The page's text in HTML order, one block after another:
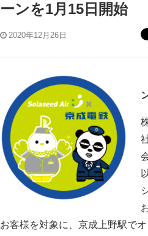
ーンを1月15日開始
2020年12月26日
お客様を対象に、京成上野駅で